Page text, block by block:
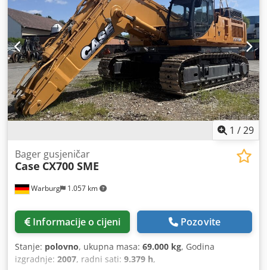
1 /29
Warburg 1.057 km
Bager gusjeničar
Case CX700 SME
Informacije o cijeni Pozovite
Stanje: polovno, ukupna masa: 69.000 kg, Godina
izgradnje: 2007, radni sati: 9.379 h,